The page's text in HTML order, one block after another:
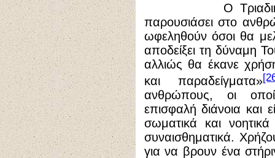
Ο Τριαδικός
παρουσιάσει στο
ωφεληθούν όσοι θα
αποδείξει τη δύναμη
αλλιώς θα έκανε χρήση
και παραδείγματα»
ανθρώπους, οι
επισφαλή διάνοια και
σωματικά και
συναισθηματικά.
για να βρουν ένα